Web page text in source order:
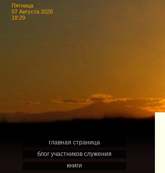
Пятница
07 Августа 2026
18:29
главная страница
блог участников служения
книги